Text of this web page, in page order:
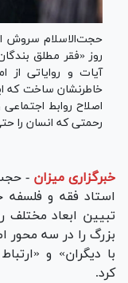
حجت‌الاسلام سروش
روز «فقر مطلق
آیات و روایاتی از
خاطرنشان ساخت که
اصلاح روابط
رحمتی که انسان را
خبرگزاری میزان -
استاد فقه و فلسفه
تبیین ابعاد مختلف
بزرگ را در سه محور
با دیگران» و
کرد.